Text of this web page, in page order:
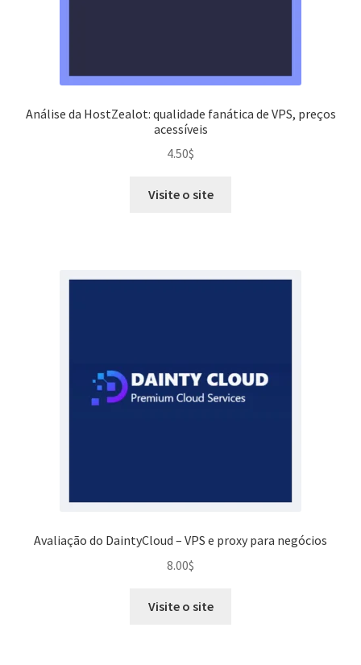
Análise da HostZealot: qualidade fanática de VPS, preços
acessíveis
4.50$
Visite o site
Avaliação do DaintyCloud – VPS e proxy para negócios
8.00$
Visite o site